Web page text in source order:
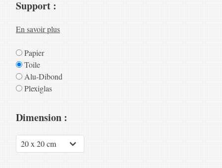
Support :
En savoir plus
Papier
Toile
Alu-Dibond
Plexiglas
Dimension :